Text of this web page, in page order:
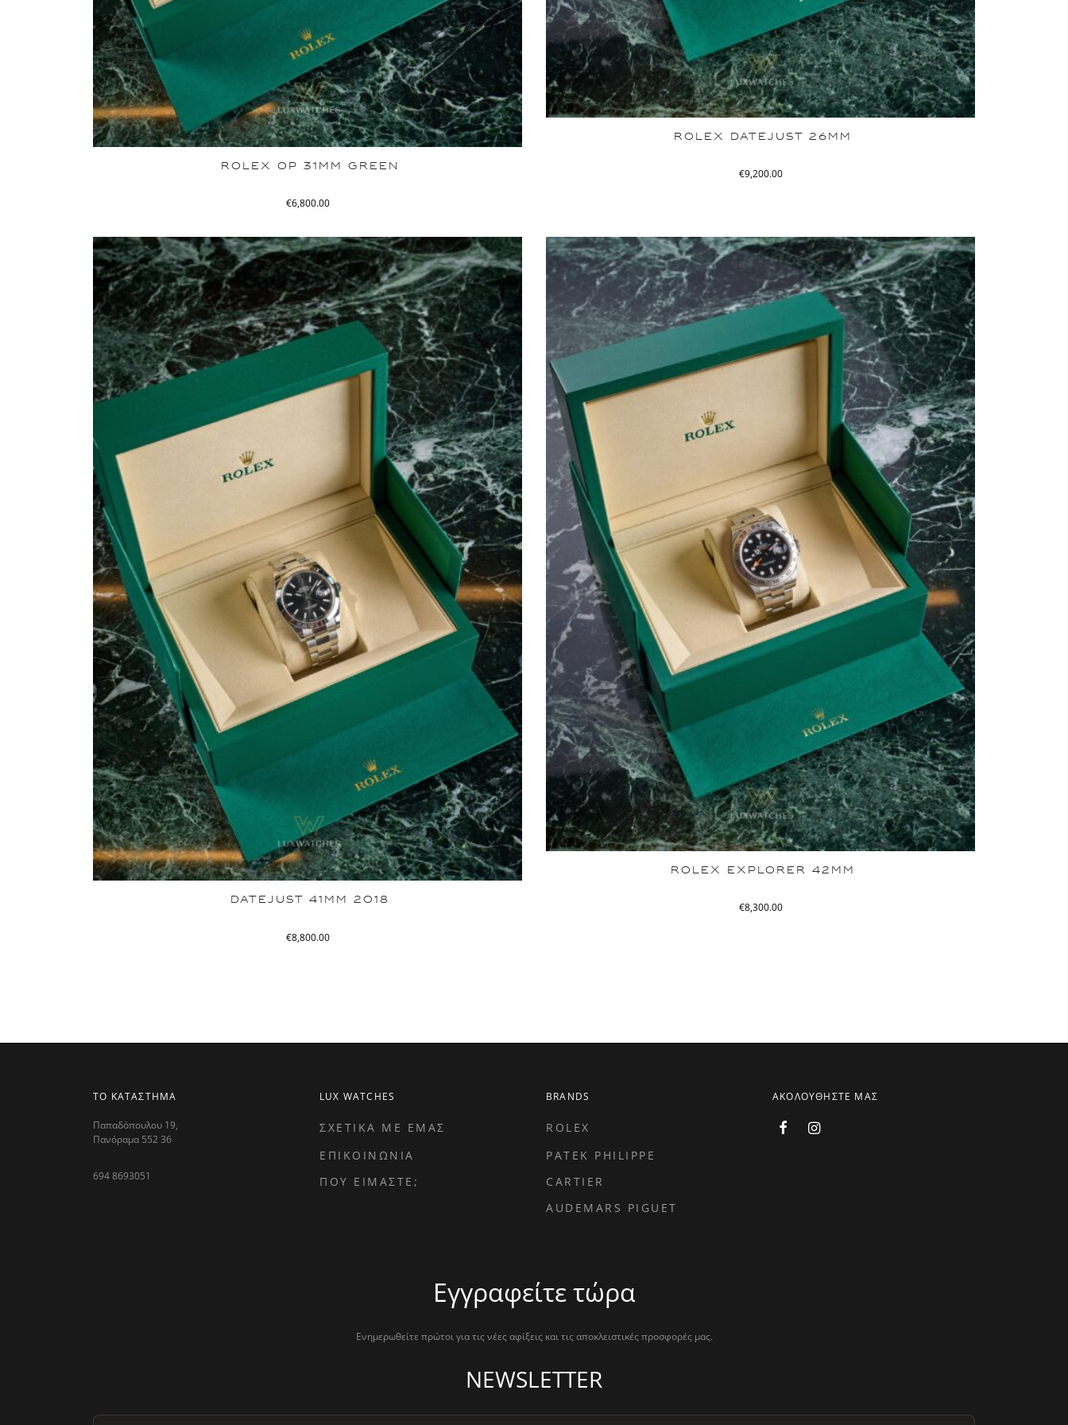
ROLEX OP 31MM GREEN
€6,800.00
ROLEX DATEJUST 26MM
€9,200.00
DATEJUST 41MM 2018
€8,800.00
ROLEX EXPLORER 42MM
€8,300.00
ΤΟ ΚΑΤΑΣΤΗΜΑ
Παπαδόπουλου 19,
Πανόραμα 552 36
694 8693051
LUX WATCHES
ΣΧΕΤΙΚΑ ΜΕ ΕΜΑΣ
ΕΠΙΚΟΙΝΩΝΙΑ
ΠΟΥ ΕΙΜΑΣΤΕ;
BRANDS
ROLEX
PATEK PHILIPPE
CARTIER
AUDEMARS PIGUET
ΑΚΟΛΟΥΘΗΣΤΕ ΜΑΣ
Εγγραφείτε τώρα
Ενημερωθείτε πρώτοι για τις νέες αφίξεις και τις αποκλειστικές προσφορές μας.
NEWSLETTER